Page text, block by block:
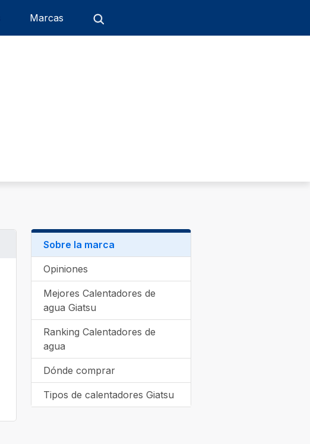
Marcas
Sobre la marca
Opiniones
Mejores Calentadores de
agua Giatsu
Ranking Calentadores de
agua
Dónde comprar
Tipos de calentadores Giatsu